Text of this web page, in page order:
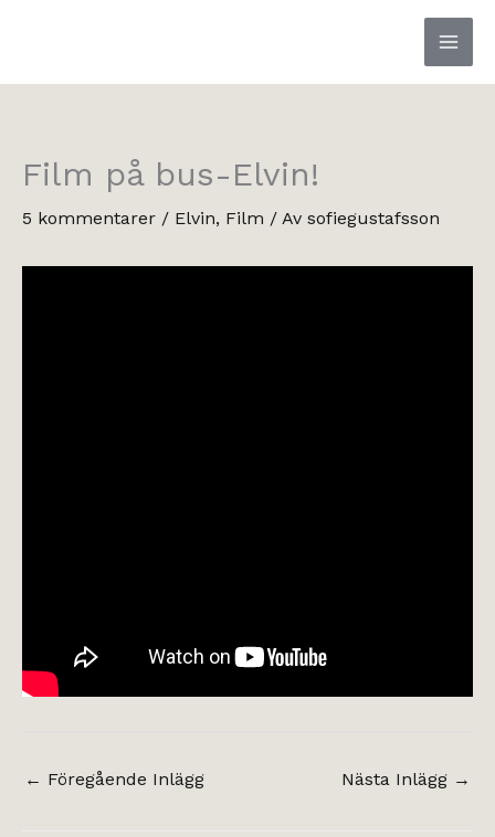
Film på bus-Elvin!
5 kommentarer / Elvin, Film / Av sofiegustafsson
← Föregående Inlägg Nästa Inlägg →